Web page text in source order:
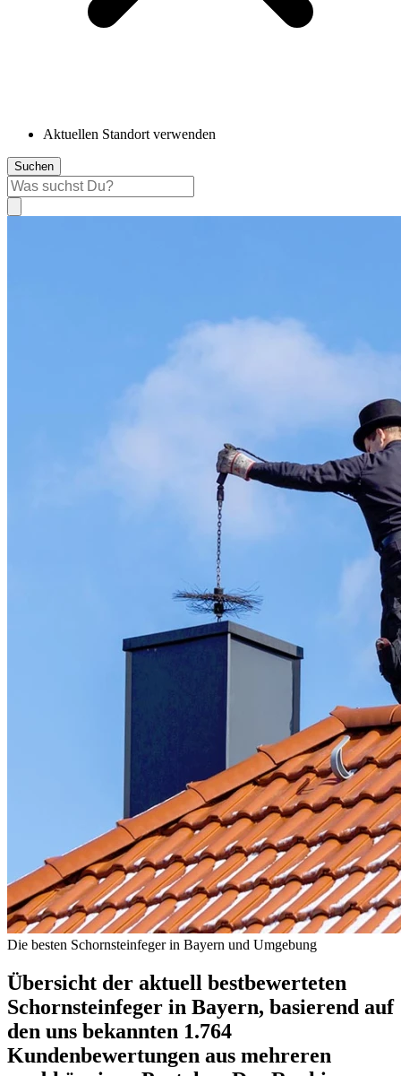
Aktuellen Standort verwenden
Suchen
Die besten Schornsteinfeger in Bayern und Umgebung
Übersicht der aktuell bestbewerteten
Schornsteinfeger in Bayern, basierend auf
den uns bekannten 1.764
Kundenbewertungen aus mehreren